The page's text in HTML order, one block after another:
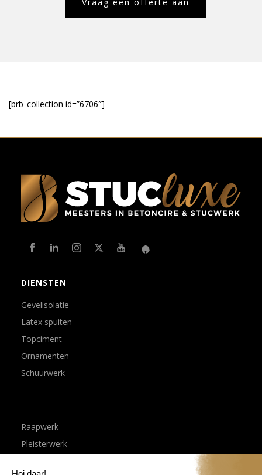
Vraag een offerte aan
[brb_collection id=”6706″]
DIENSTEN
Gevelisolatie
Latex spuiten
Topciment
Ornamenten
Schuurwerk
Raapwerk
Pleisterwerk